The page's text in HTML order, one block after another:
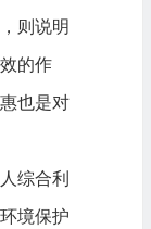
则说明
的作
也是对
综合利
境保护